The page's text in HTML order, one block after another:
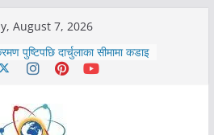
August 7, 2026
आयुर्वेद स्वास्थ्योपचारतर्फ
पुष्टिपछि दार्चुलाका सीमामा कडाइ
खोरेत रोग विरुद्धको खोप लगाउन